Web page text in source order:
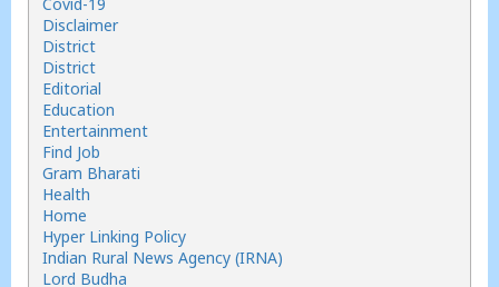
Disclaimer
District
District
Editorial
Education
Entertainment
Find Job
Gram Bharati
Health
Home
Hyper Linking Policy
Indian Rural News Agency (IRNA)
Lord Budha